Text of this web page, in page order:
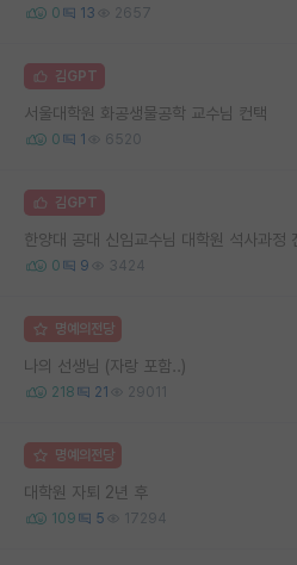
0 13 2657
김GPT
서울대학원 화공생물공학 교수님 컨택
0 1 6520
김GPT
0 9 3424
명예의전당
나의 선생님 (자랑 포함..)
218 21 29011
명예의전당
대학원 자퇴 2년 후
109 5 17294